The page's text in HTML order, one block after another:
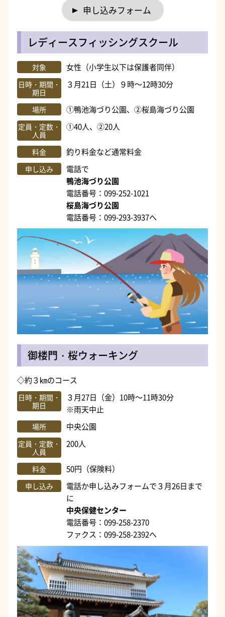
申し込みフォーム
レディースフィッシングスクール
対象 女性（小学生以下は保護者同伴）
日時・期間・
期日
３月21日（土）９時～12時30分
場所 ①鴨池海づり公園、②桜島海づり公園
定員・定数・
人員
①40人、②20人
料金 釣り料金など通常料金
申し込み
電話で
鴨池海づり公園
電話番号：099-252-1021
桜島海づり公園
電話番号：099-293-3937へ
御楼門・桜ウォーキング
◇約３㎞のコース
日時・期間・
期日
３月27日（金）10時～11時30分
※雨天中止
場所 中央公園
定員・定数・
人員
200人
料金 50円（保険料）
申し込み
電話か申し込みフォームで３月26日まで
に
中央保健センター
電話番号：099-258-2370
ファクス：099-258-2392へ